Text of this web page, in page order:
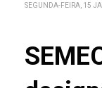
SEGUNDA-FEIRA, 15